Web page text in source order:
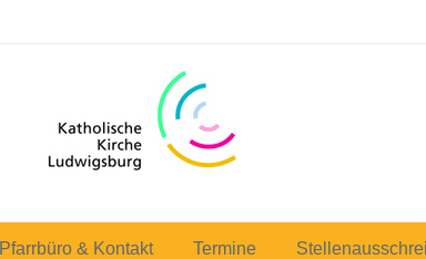
Pfarrbüro & Kontakt Termine